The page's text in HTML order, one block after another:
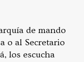
de mando
o al Secretario
los escucha